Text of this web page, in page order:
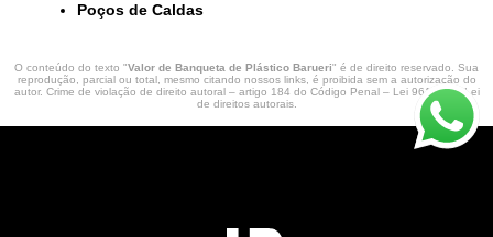
Poços de Caldas
O conteúdo do texto "Valor de Banqueta de Plástico Barueri" é de direito reservado. Sua
reprodução, parcial ou total, mesmo citando nossos links, é proibida sem a autorização do
autor. Crime de violação de direito autoral – artigo 184 do Código Penal – Lei 9610/98 - Lei
de direitos autorais.